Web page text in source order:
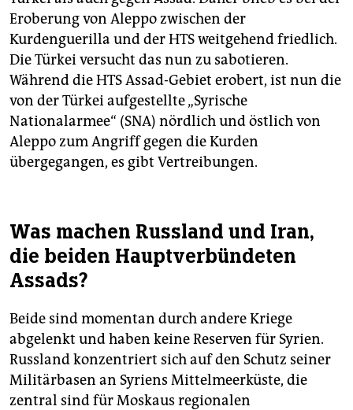
Eroberung von Aleppo zwischen der
Kurdenguerilla und der HTS weitgehend friedlich.
Die Türkei versucht das nun zu sabotieren.
Während die HTS Assad-Gebiet erobert, ist nun die
von der Türkei aufgestellte „Syrische
Nationalarmee“ (SNA) nördlich und östlich von
Aleppo zum Angriff gegen die Kurden
übergegangen, es gibt Vertreibungen.
Was machen Russland und Iran,
die beiden Hauptverbündeten
Assads?
Beide sind momentan durch andere Kriege
abgelenkt und haben keine Reserven für Syrien.
Russland konzentriert sich auf den Schutz seiner
Militärbasen an Syriens Mittelmeerküste, die
zentral sind für Moskaus regio­nalen